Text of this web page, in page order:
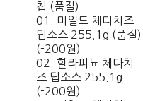
칩 (품절)
01. 마일드 체다치즈
딥소스 255.1g (품절)
(-200원)
02. 할라피뇨 체다치
즈 딥소스 255.1g
(-200원)